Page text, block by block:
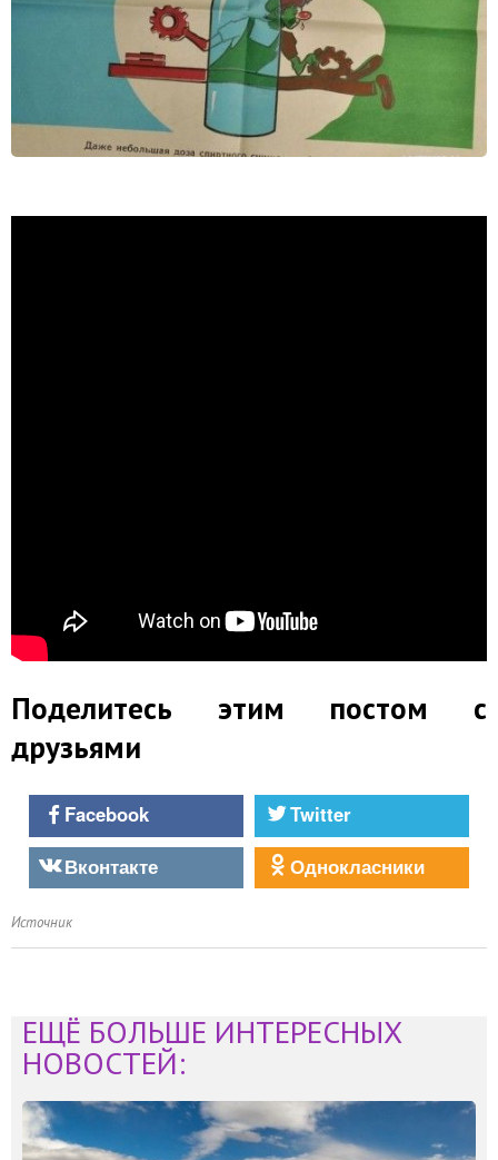
Поделитесь этим постом с
друзьями
Facebook
Twitter
Вконтакте
Однокласники
Источник
ЕЩЁ БОЛЬШЕ ИНТЕРЕСНЫХ
НОВОСТЕЙ: